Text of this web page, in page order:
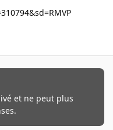
et ne peut plus